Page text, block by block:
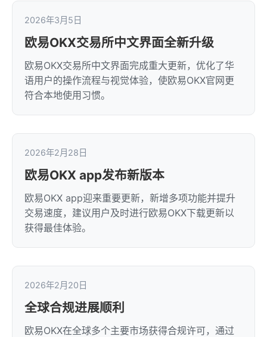
2026年3月5日
欧易OKX交易所中文界面全新升级
欧易OKX交易所中文界面完成重大更新，优化了华
语用户的操作流程与视觉体验，使欧易OKX官网更
符合本地使用习惯。
2026年2月28日
欧易OKX app发布新版本
欧易OKX app迎来重要更新，新增多项功能并提升
交易速度，建议用户及时进行欧易OKX下载更新以
获得最佳体验。
2026年2月20日
全球合规进展顺利
欧易OKX在全球多个主要市场获得合规许可，通过